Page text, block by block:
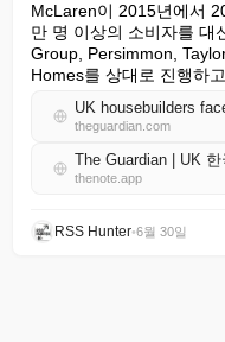
McLaren이 2015년에서
만 명 이상의 소비자를 대
Group, Persimmon,
Homes를 상대로 진행하
theguardian.com
The Guardian | UK
thenote.app
RSS Hunter•6월 30일